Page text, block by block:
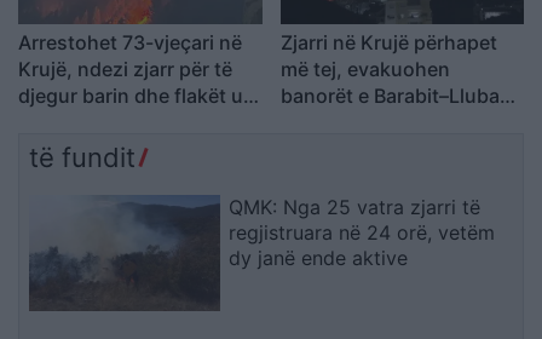
Arrestohet 73-vjeçari në
Krujë, ndezi zjarr për të
djegur barin dhe flakët u
Zjarri në Krujë përhapet
më tej, evakuohen
banorët e Barabit–Lluban,
të fundit
QMK: Nga 25 vatra zjarri të
regjistruara në 24 orë, vetëm
dy janë ende aktive